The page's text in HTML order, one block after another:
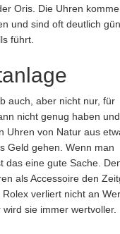
Oris. Die Uhren
und sind oft deutlich
führt.
auch, aber nicht nur, für
nicht genug haben und
Uhren von Natur aus
Geld gehen. Wenn man
das eine gute Sache.
als Accessoire den
verliert nicht an
sie immer wertvoller.